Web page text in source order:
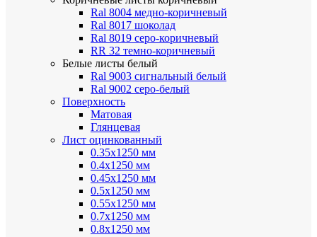
Ral 8004 медно-коричневый
Ral 8017 шоколад
Ral 8019 серо-коричневый
RR 32 темно-коричневый
Белые листы белый
Ral 9003 сигнальный белый
Ral 9002 серо-белый
Поверхность
Матовая
Глянцевая
Лист оцинкованный
0.35х1250 мм
0.4х1250 мм
0.45х1250 мм
0.5х1250 мм
0.55х1250 мм
0.7х1250 мм
0.8х1250 мм